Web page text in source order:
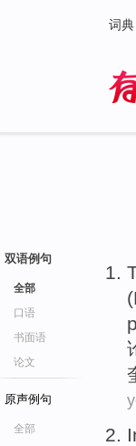
词典
双语例句
全部
口语
书面语
论文
原声例句
全部
(